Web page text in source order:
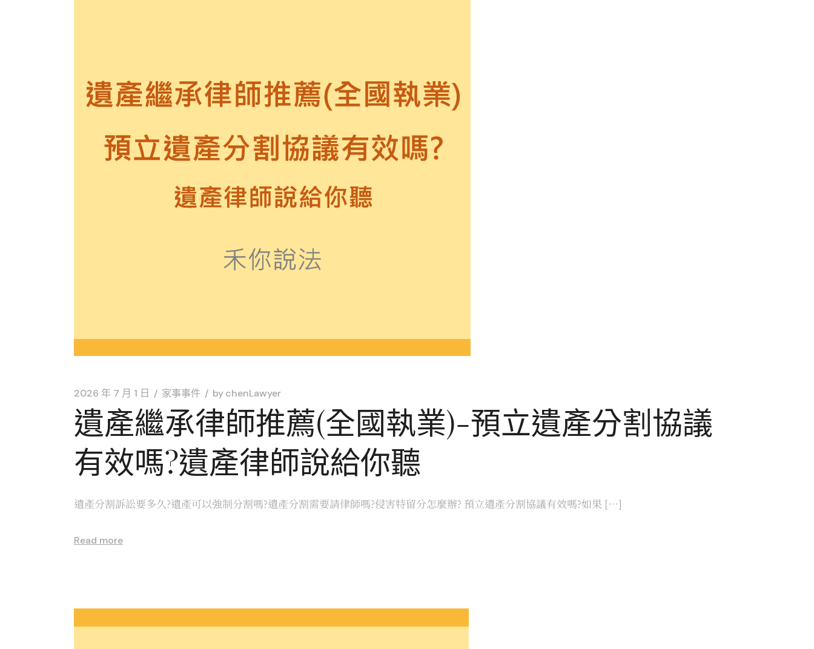
2026 年 7 月 1 日 家事事件 bychenLawyer
遺產繼承律師推薦(全國執業)-預立遺產分割協議
有效嗎?遺產律師說給你聽
遺產分割訴訟要多久?遺產可以強制分割嗎?遺產分割需要請律師嗎?侵害特留分怎麼辦? 預立遺產分割協議有效嗎?如果 […]
Read more